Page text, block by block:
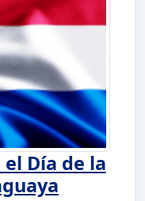
Día de la